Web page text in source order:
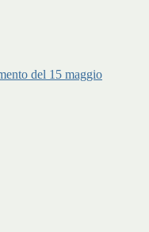
del 15 maggio